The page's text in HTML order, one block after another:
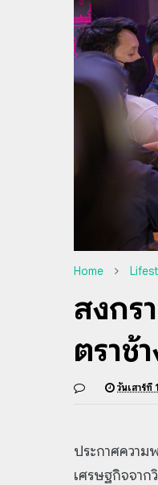
Home
สงกร
ตราช้
วันเสาร์ที่
ประกาศควา
เศรษฐกิจจาก